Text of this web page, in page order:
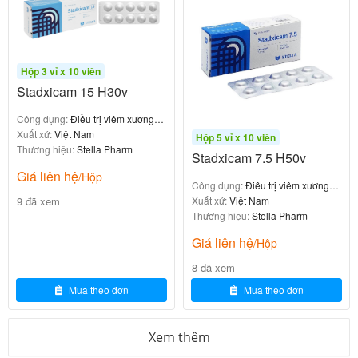
Hội chứng chân không yên
(Restless Legs
Syndrome – RLS): Giảm cảm giác khó chịu, thôi
thúc di chuyển chân, đặc biệt về đêm.
Pramipexole giúp cải thiện đáng kể các triệu chứng
vận động (run, cứng cơ, chậm vận động, rối loạn
dáng đi) và một số triệu chứng không vận động (lo
âu, trầm cảm nhẹ liên quan đến Parkinson).
4. Cơ chế tác dụng của Sifstad 0.18mg
chủ vận dopamin
cao:
Kích thích mạnh thụ thểD2và đặc biệt ưu tiênD3
(á lực D3 cao hơn D2 khoảng 7–10 lần).
Hộp 3 vỉ x 10 viên
Stadxicam 15 H30v
Công dụng:Điều trị viêm xương
khớp
Xuất xứ:Việt Nam
Thương hiệu:Stella Pharm
Giá liên hệ/Hộp
9 đã xem
Mua theo đơn
Hộp 5 vỉ x 10 viên
Stadxicam 7.5 H50v
Công dụng:Điều trị viêm xương
khớp
Xuất xứ:Việt Nam
Thương hiệu:Stella Pharm
Giá liên hệ/Hộp
8 đã xem
Mua theo đơn
Xem thêm